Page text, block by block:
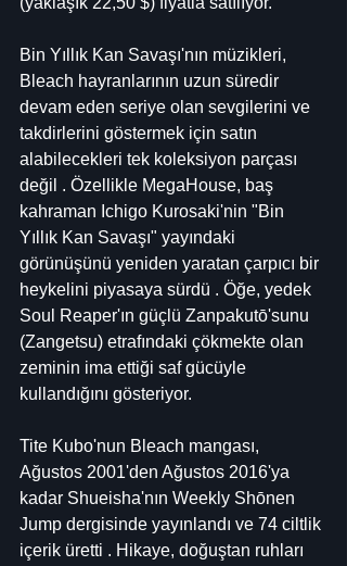
Bin Yıllık Kan Savaşı'nın müzikleri,
Bleach hayranlarının uzun süredir
devam eden seriye olan sevgilerini ve
takdirlerini göstermek için satın
alabilecekleri tek koleksiyon parçası
değil . Özellikle MegaHouse, baş
kahraman Ichigo Kurosaki'nin "Bin
Yıllık Kan Savaşı" yayındaki
görünüşünü yeniden yaratan çarpıcı bir
heykelini piyasaya sürdü . Öğe, yedek
Soul Reaper'ın güçlü Zanpakutō'sunu
(Zangetsu) etrafındaki çökmekte olan
zeminin ima ettiği saf gücüyle
kullandığını gösteriyor.
Tite Kubo'nun Bleach mangası,
Ağustos 2001'den Ağustos 2016'ya
kadar Shueisha'nın Weekly Shōnen
Jump dergisinde yayınlandı ve 74 ciltlik
içerik üretti . Hikaye, doğuştan ruhları